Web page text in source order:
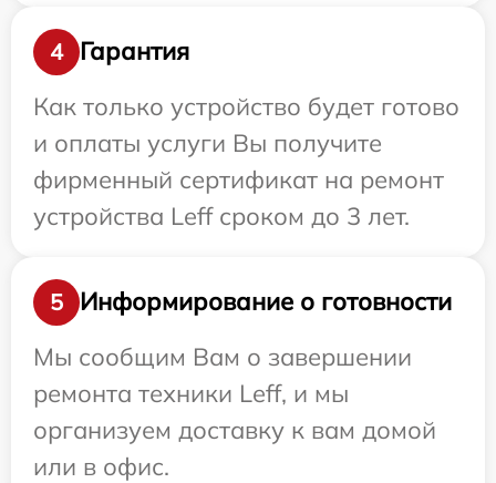
4
Гарантия
Как только устройство будет готово
и оплаты услуги Вы получите
фирменный сертификат на ремонт
устройства Leff сроком до 3 лет.
5
Информирование о готовности
Мы сообщим Вам о завершении
ремонта техники Leff, и мы
организуем доставку к вам домой
или в офис.